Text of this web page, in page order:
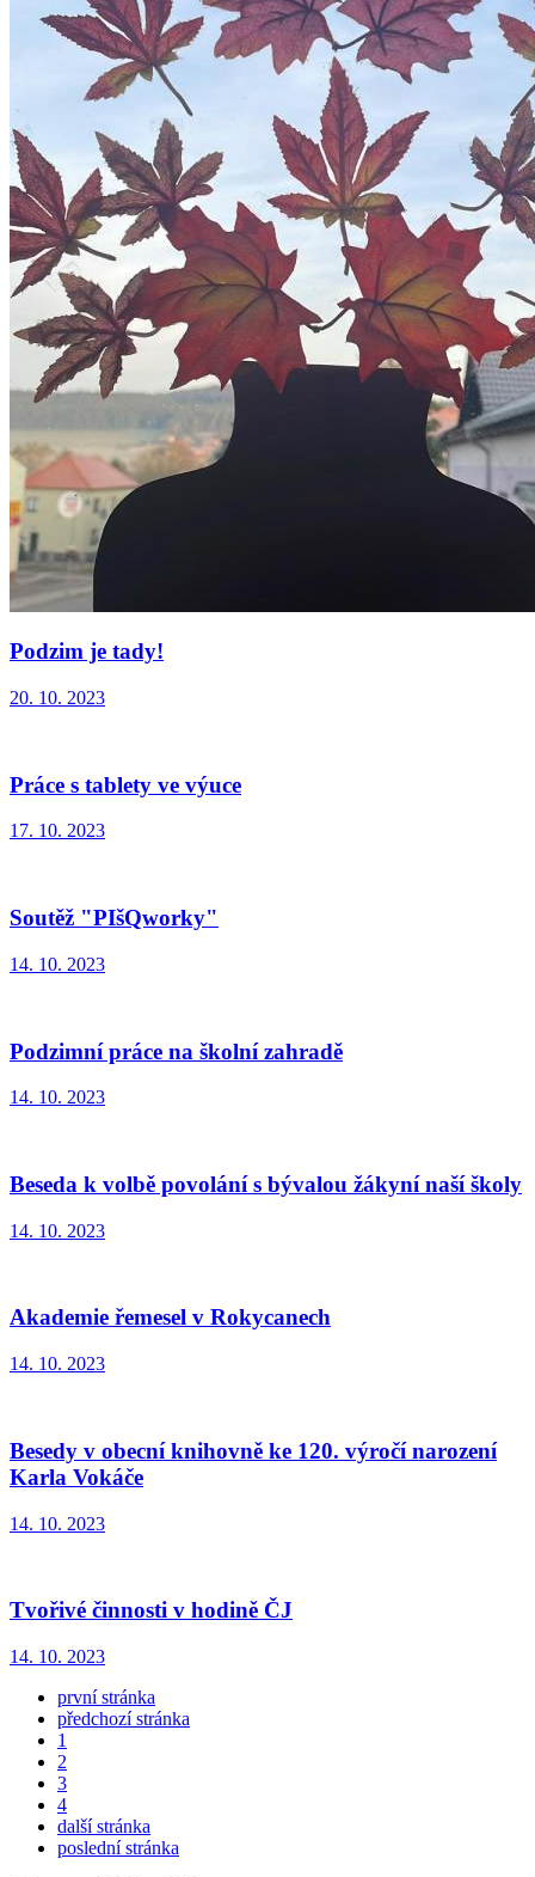
Podzim je tady!
20. 10. 2023
Práce s tablety ve výuce
17. 10. 2023
Soutěž "PIšQworky"
14. 10. 2023
Podzimní práce na školní zahradě
14. 10. 2023
Beseda k volbě povolání s bývalou žákyní naší školy
14. 10. 2023
Akademie řemesel v Rokycanech
14. 10. 2023
Besedy v obecní knihovně ke 120. výročí narození
Karla Vokáče
14. 10. 2023
Tvořivé činnosti v hodině ČJ
14. 10. 2023
první stránka
předchozí stránka
1
2
3
4
další stránka
poslední stránka